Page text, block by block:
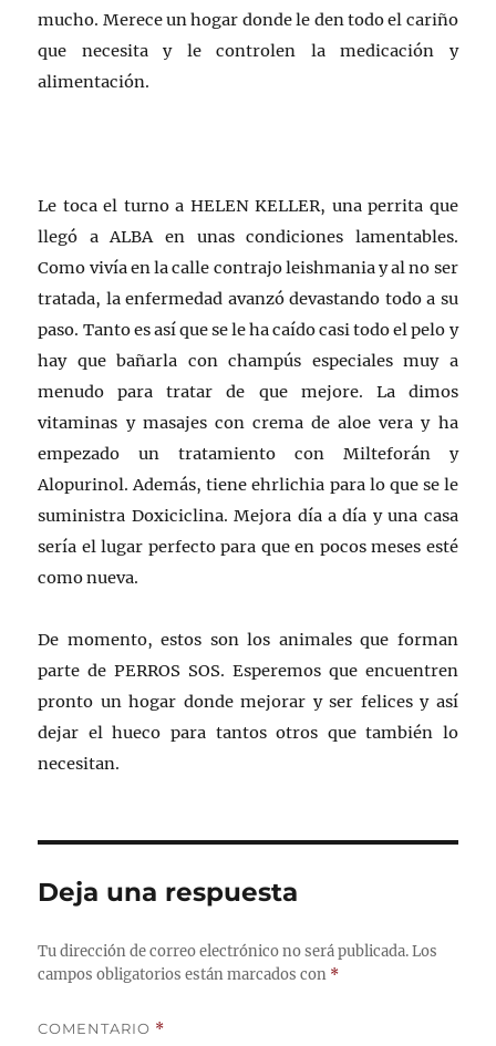
mucho. Merece un hogar donde le den todo el cariño
que necesita y le controlen la medicación y
alimentación.
Le toca el turno a HELEN KELLER, una perrita que
llegó a ALBA en unas condiciones lamentables.
Como vivía en la calle contrajo leishmania y al no ser
tratada, la enfermedad avanzó devastando todo a su
paso. Tanto es así que se le ha caído casi todo el pelo y
hay que bañarla con champús especiales muy a
menudo para tratar de que mejore. La dimos
vitaminas y masajes con crema de aloe vera y ha
empezado un tratamiento con Milteforán y
Alopurinol. Además, tiene ehrlichia para lo que se le
suministra Doxiciclina. Mejora día a día y una casa
sería el lugar perfecto para que en pocos meses esté
como nueva.
De momento, estos son los animales que forman
parte de PERROS SOS. Esperemos que encuentren
pronto un hogar donde mejorar y ser felices y así
dejar el hueco para tantos otros que también lo
necesitan.
Deja una respuesta
Tu dirección de correo electrónico no será publicada. Los
campos obligatorios están marcados con *
COMENTARIO *